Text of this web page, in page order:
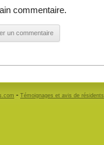
commentaire.
- Témoignages et avis de résidents